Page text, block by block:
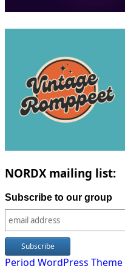
NORDX mailing list:
Subscribe to our group
Period WordPress Theme